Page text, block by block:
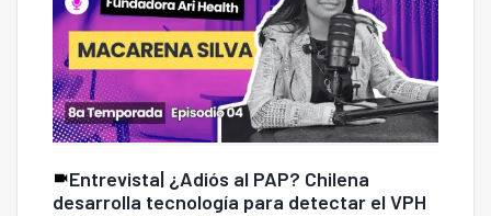
Entrevista| ¿Adiós al PAP? Chilena
desarrolla tecnología para detectar el VPH